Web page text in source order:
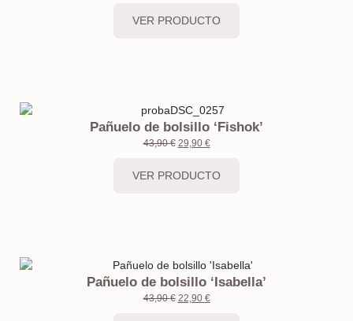
VER PRODUCTO
Pañuelo de bolsillo ‘Fishok’
43,90€ 29,90 €
VER PRODUCTO
Pañuelo de bolsillo ‘Isabella’
43,90€ 22,90 €